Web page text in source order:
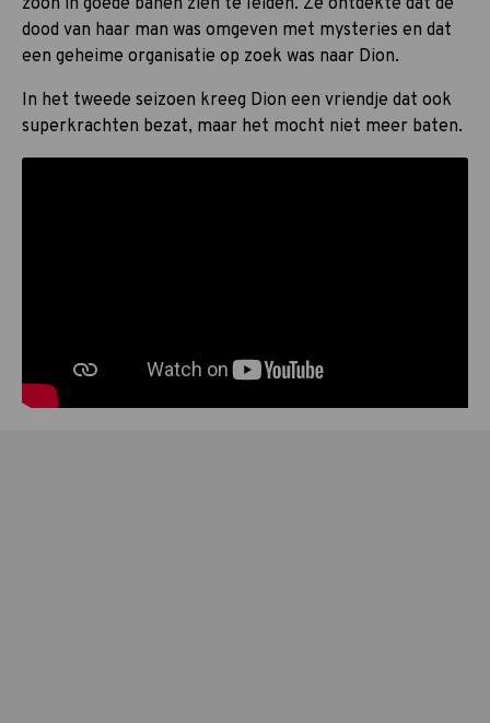
dood van haar man was omgeven met mysteries en dat
een geheime organisatie op zoek was naar Dion.
In het tweede seizoen kreeg Dion een vriendje dat ook
superkrachten bezat, maar het mocht niet meer baten.